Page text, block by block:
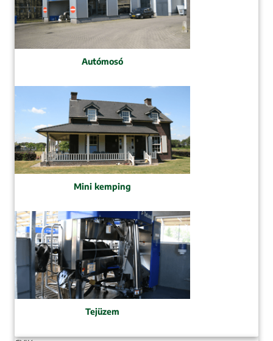
Autómosó
Mini kemping
Tejüzem